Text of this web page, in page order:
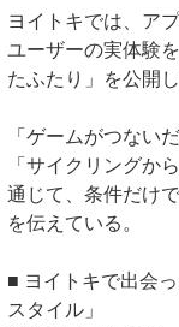
ヨイトキでは、ア
ユーザーの実体験
たふたり」を公開し
「ゲームがつない
「サイクリングか
通じて、条件だけ
を伝えている。
■ ヨイトキで出会
スタイル」